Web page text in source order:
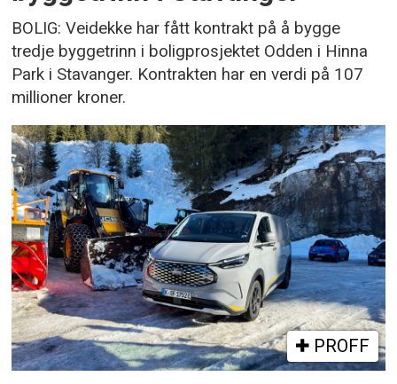
BOLIG: Veidekke har fått kontrakt på å bygge
tredje byggetrinn i boligprosjektet Odden i Hinna
Park i Stavanger. Kontrakten har en verdi på 107
millioner kroner.
PROFF